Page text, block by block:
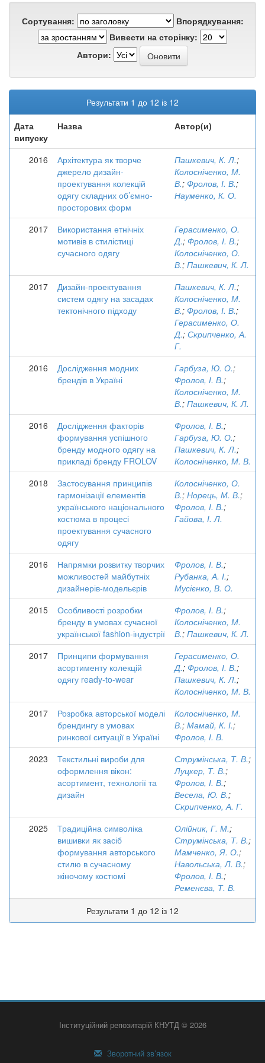
Сортування:
Впорядкування:
Вивести на сторінку:
Автори:
Результати 1 до 12 із 12
Дата
випуску
Назва Автор(и)
2016
Архітектура як творче
джерело дизайн-
проектування колекцій
одягу складних об’ємно-
просторових форм
Пашкевич, К. Л.;
Колосніченко, М.
В.; Фролов, І. В.;
Науменко, К. О.
2017
Використання етнічніх
мотивів в стилістиці
сучасного одягу
Герасименко, О.
Д.; Фролов, І. В.;
Колосніченко, О.
В.; Пашкевич, К. Л.
2017
Дизайн-проектування
систем одягу на засадах
тектонічного підходу
Пашкевич, К. Л.;
Колосніченко, М.
В.; Фролов, І. В.;
Герасименко, О.
Д.; Скрипченко, А.
Г.
2016
Дослідження модних
брендів в Україні
Гарбуза, Ю. О.;
Фролов, І. В.;
Колосніченко, М.
В.; Пашкевич, К. Л.
2016
Дослідження факторів
формування успішного
бренду модного одягу на
прикладі бренду FROLOV
Фролов, І. В.;
Гарбуза, Ю. О.;
Пашкевич, К. Л.;
Колосніченко, М. В.
2018
Застосування принципів
гармонізації елементів
українського національного
костюма в процесі
проектування сучасного
одягу
Колосніченко, О.
В.; Норець, М. В.;
Фролов, І. В.;
Гайова, І. Л.
2016
Напрямки розвитку творчих
можливостей майбутніх
дизайнерів-модельєрів
Фролов, І. В.;
Рубанка, А. І.;
Мусієнко, В. О.
2015
Особливості розробки
бренду в умовах сучасної
української fashion-індустрії
Фролов, І. В.;
Колосніченко, М.
В.; Пашкевич, К. Л.
2017
Принципи формування
асортименту колекцій
одягу ready-to-wear
Герасименко, О.
Д.; Фролов, І. В.;
Пашкевич, К. Л.;
Колосніченко, М. В.
2017
Розробка авторської моделі
брендингу в умовах
ринкової ситуації в Україні
Колосніченко, М.
В.; Мамай, К. І.;
Фролов, І. В.
2023
Текстильні вироби для
оформлення вікон:
асортимент, технології та
дизайн
Струмінська, Т. В.;
Луцкер, Т. В.;
Фролов, І. В.;
Весела, Ю. В.;
Скрипченко, А. Г.
2025
Традиційна символіка
вишивки як засіб
формування авторського
стилю в сучасному
жіночому костюмі
Олійник, Г. М.;
Струмінська, Т. В.;
Мамченко, Я. О.;
Навольська, Л. В.;
Фролов, І. В.;
Ременєва, Т. В.
Результати 1 до 12 із 12
Інституційний репозитарій КНУТД © 2026
Зворотний зв’язок